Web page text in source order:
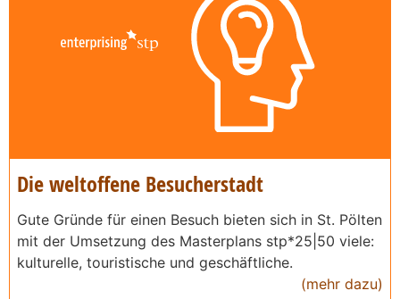
Die weltoffene Besucherstadt
Gute Gründe für einen Besuch bieten sich in St. Pölten
mit der Umsetzung des Masterplans stp*25|50 viele:
kulturelle, touristische und geschäftliche.
(mehr dazu)